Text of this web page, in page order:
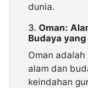
dunia.
3. Oman:
Budaya yang
Oman
alam dan
keindahan